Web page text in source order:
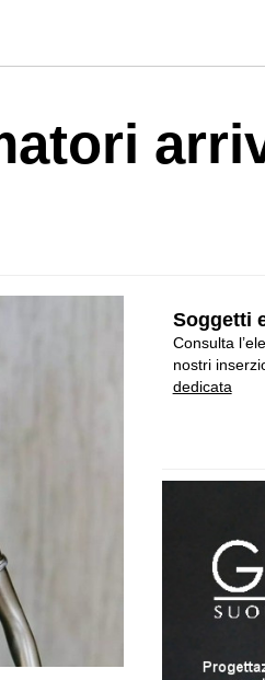
Soggetti
Consulta
nostri
dedicata